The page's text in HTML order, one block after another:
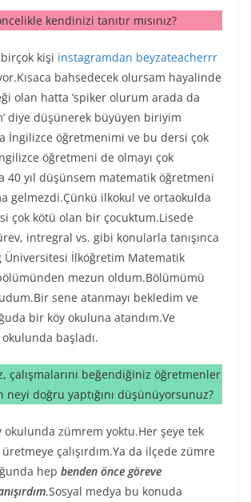
kendinizi tanıtır mısınız?
kişi instagramdan beyzateacherrr
bahsedecek olursam hayalinde
olan hatta ‘spiker olurum arada da
diye düşünerek büyüyen biriyim
İngilizce öğretmenimi ve bu dersi çok
öğretmeni de olmayı çok
40 yıl düşünsem matematik öğretmeni
gelmezdi.Çünkü ilkokul ve ortaokulda
çok kötü olan bir çocuktum.Lisede
intregral vs. gibi konularla tanışınca
Üniversitesi İlköğretim Matematik
mezun oldum.Bölümümü
sene atanmayı bekledim ve
bir köy okuluna atandım.Ve
başladı.
çalışmalarını beğendiğiniz öğretmenler
neyi doğru yaptığını düşünüyorsunuz?
okulunda zümrem yoktu.Her şeye tek
çalışırdım.Ya da ilçede zümre
hep benden önce göreve
.Sosyal medya bu konuda